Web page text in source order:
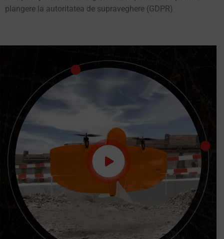
plangere la autoritatea de supraveghere (GDPR)